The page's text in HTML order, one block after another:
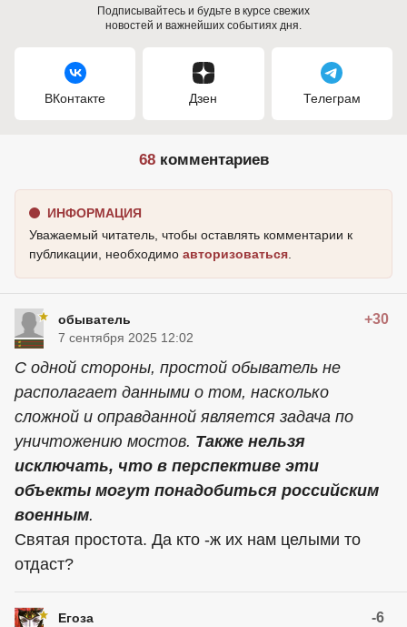
Подписывайтесь и будьте в курсе свежих
новостей и важнейших событиях дня.
ВКонтакте Дзен Телеграм
68комментариев
ИНФОРМАЦИЯ
Уважаемый читатель, чтобы оставлять комментарии к
публикации, необходимо авторизоваться.
обыватель +30
7 сентября 2025 12:02
С одной стороны, простой обыватель не
располагает данными о том, насколько
сложной и оправданной является задача по
уничтожению мостов. Также нельзя
исключать, что в перспективе эти
объекты могут понадобиться российским
военным.
Святая простота. Да кто -ж их нам целыми то
отдаст?
Егоза -6